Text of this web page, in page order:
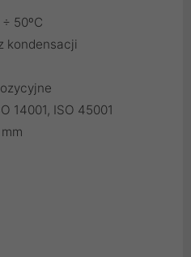
50ºC
kondensacji
14001, ISO 45001